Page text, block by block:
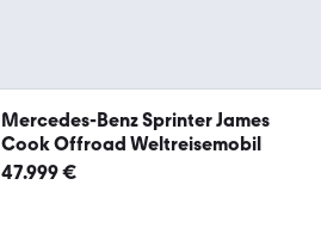
Mercedes-Benz Sprinter James
Cook Offroad Weltreisemobil
47.999 €